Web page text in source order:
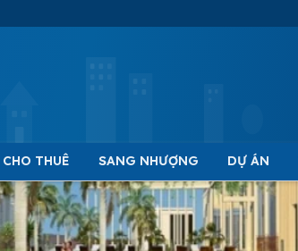
THUÊ SANG NHƯỢNG DỰ ÁN